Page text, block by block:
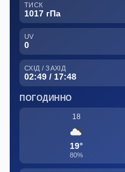
ТИСК
1017 гПа
UV
0
СХІД / ЗАХІД
02:49 / 17:48
ПОГОДИННО
18
19°
80%